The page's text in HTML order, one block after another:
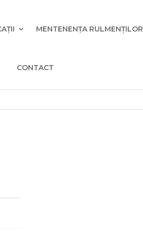
MENTENENȚA RULMENȚILOR
CONTACT